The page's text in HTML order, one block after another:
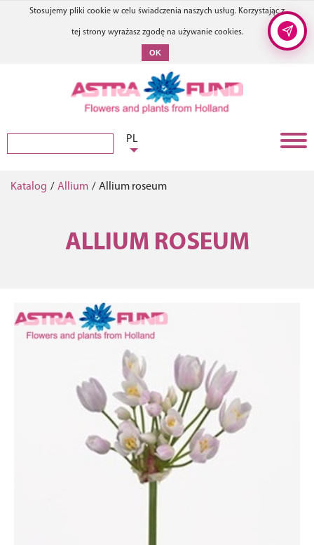
Stosujemy pliki cookie w celu świadczenia naszych usług. Korzystając z
tej strony wyrażasz zgodę na używanie cookies.
OK
PL
Katalog / Allium / Allium roseum
ALLIUM ROSEUM